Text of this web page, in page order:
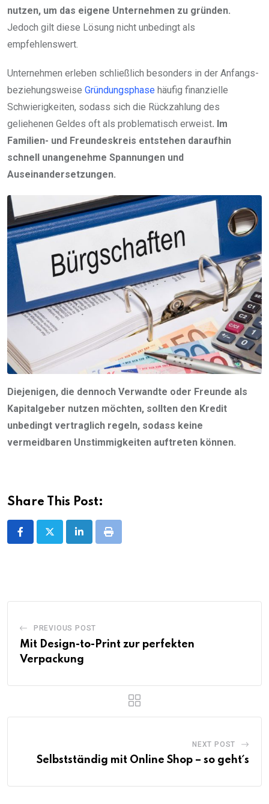
nutzen, um das eigene Unternehmen zu gründen.
Jedoch gilt diese Lösung nicht unbedingt als
empfehlenswert.
Unternehmen erleben schließlich besonders in der Anfangs-
beziehungsweise Gründungsphase häufig finanzielle
Schwierigkeiten, sodass sich die Rückzahlung des
geliehenen Geldes oft als problematisch erweist. Im
Familien- und Freundeskreis entstehen daraufhin
schnell unangenehme Spannungen und
Auseinandersetzungen.
Diejenigen, die dennoch Verwandte oder Freunde als
Kapitalgeber nutzen möchten, sollten den Kredit
unbedingt vertraglich regeln, sodass keine
vermeidbaren Unstimmigkeiten auftreten können.
Share This Post:
LinkedInPrint
PREVIOUS POST
Mit Design-to-Print zur perfekten
Verpackung
NEXT POST
Selbstständig mit Online Shop – so geht´s